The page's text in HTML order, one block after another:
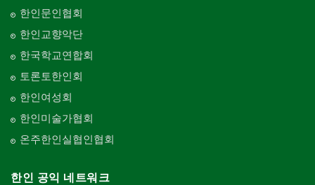
한인문인협회
한인교향악단
한국학교연합회
토론토한인회
한인여성회
한인미술가협회
온주한인실협인협회
한인 공익 네트워크